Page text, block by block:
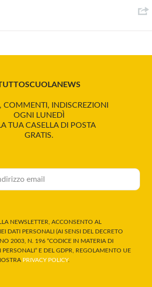
COMMENTI, INDISCREZIONI
OGNI LUNEDÌ
TUA CASELLA DI POSTA
GRATIS.
NEWSLETTER, ACCONSENTO AL
DATI PERSONALI (AI SENSI DEL DECRETO
2003, N. 196 “CODICE IN MATERIA DI
PERSONALI” E DEL GDPR, REGOLAMENTO UE
PRIVACY POLICY.